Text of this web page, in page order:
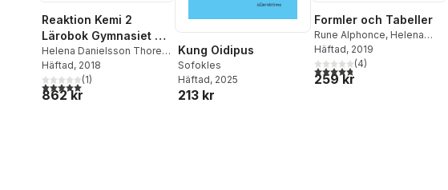
Reaktion Kemi 2
Lärobok Gymnasiet &
Vux
Helena Danielsson Thorell
Emma Johansson
Häftad, 2018
5,0utav 5 stjärnor. Totalt antal röster:
(1)
862 kr
Kung Oidipus
Sofokles
Häftad, 2025
213 kr
Formler och Tabeller
Rune Alphonce, Helena
Danielsson Thorell
Johansson
Häftad, 2019
4,8utav 5 stjärnor. Totalt
(4)
259 kr